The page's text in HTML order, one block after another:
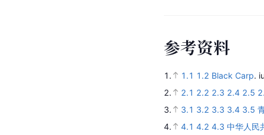
参考资料
1. 1.1 1.2 Black Carp.
2.
2.1 2.2 2.3 2.4 2.5
3.
3.1 3.2 3.3 3.4 3.5
4.
4.1 4.2 4.3 中华人民